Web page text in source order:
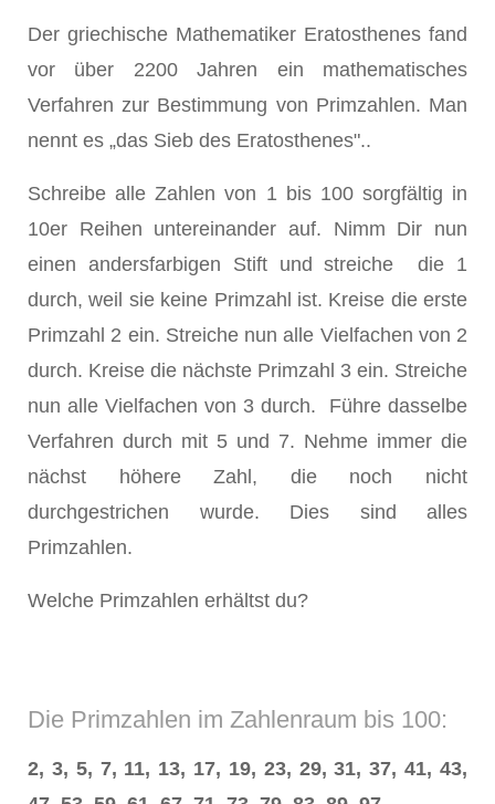
Der griechische Mathematiker Eratosthenes fand
vor über 2200 Jahren ein mathematisches
Verfahren zur Bestimmung von Primzahlen. Man
nennt es „das Sieb des Eratosthenes"..
Schreibe alle Zahlen von 1 bis 100 sorgfältig in
10er Reihen untereinander auf. Nimm Dir nun
einen andersfarbigen Stift und streiche die 1
durch, weil sie keine Primzahl ist. Kreise die erste
Primzahl 2 ein. Streiche nun alle Vielfachen von 2
durch. Kreise die nächste Primzahl 3 ein. Streiche
nun alle Vielfachen von 3 durch. Führe dasselbe
Verfahren durch mit 5 und 7. Nehme immer die
nächst höhere Zahl, die noch nicht
durchgestrichen wurde. Dies sind alles
Primzahlen.
Welche Primzahlen erhältst du?
Die Primzahlen im Zahlenraum bis 100:
2, 3, 5, 7, 11, 13, 17, 19, 23, 29, 31, 37, 41, 43,